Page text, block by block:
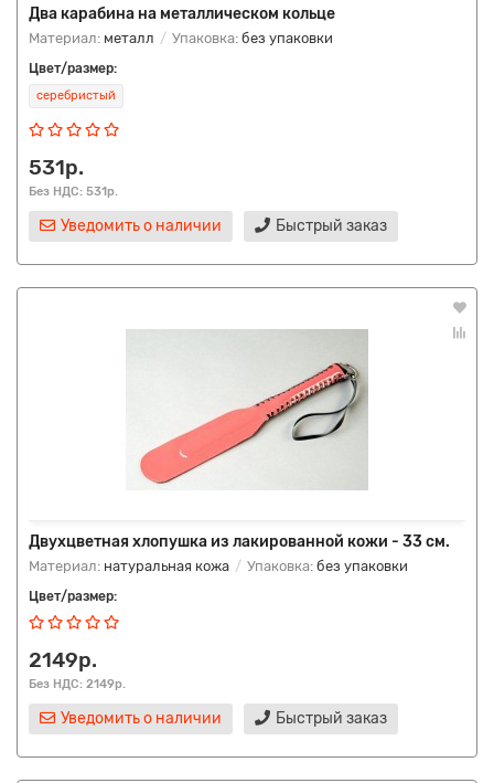
Два карабина на металлическом кольце
Материал: металл Упаковка: без упаковки
Цвет/размер:
серебристый
531р.
Без НДС: 531р.
Уведомить о наличии Быстрый заказ
Двухцветная хлопушка из лакированной кожи - 33 см.
Материал: натуральная кожа Упаковка: без упаковки
Цвет/размер:
2149р.
Без НДС: 2149р.
Уведомить о наличии Быстрый заказ